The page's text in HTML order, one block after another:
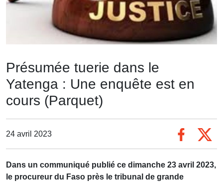
Présumée tuerie dans le
Yatenga : Une enquête est en
cours (Parquet)
24 avril 2023
Dans un communiqué publié ce dimanche 23 avril 2023,
le procureur du Faso près le tribunal de grande